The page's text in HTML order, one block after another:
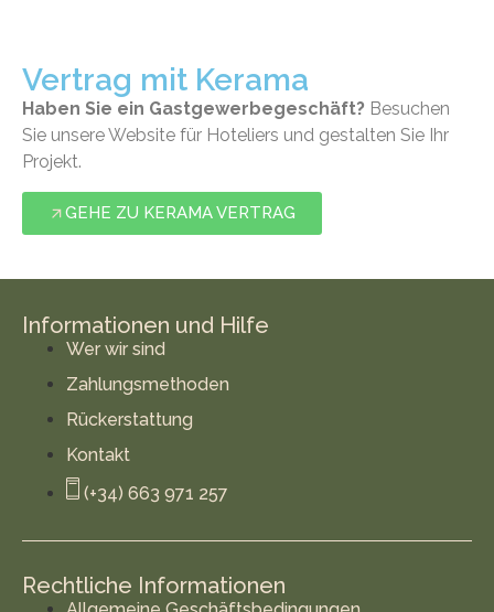
Vertrag mit Kerama
Haben Sie ein Gastgewerbegeschäft? Besuchen
Sie unsere Website für Hoteliers und gestalten Sie Ihr
Projekt.
GEHE ZU KERAMA VERTRAG
Informationen und Hilfe
Wer wir sind
Zahlungsmethoden
Rückerstattung
Kontakt
(+34) 663 971 257
Rechtliche Informationen